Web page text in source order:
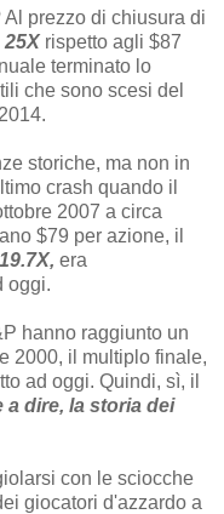
prezzo di chiusura di
25X rispetto agli $87
terminato lo
che sono scesi del
storiche, ma non in
crash quando il
2007 a circa
$79 per azione, il
19.7X, era
oggi.
hanno raggiunto un
2000, il multiplo finale,
ad oggi. Quindi, sì, il
a dire, la storia dei
con le sciocche
giocatori d'azzardo a